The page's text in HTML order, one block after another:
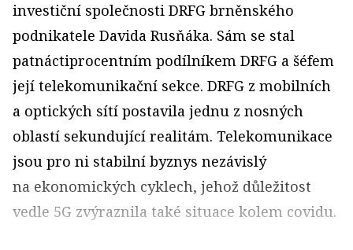
investiční společnosti DRFG brněnského
podnikatele Davida Rusňáka. Sám se stal
patnáctiprocentním podílníkem DRFG a šéfem
její telekomunikační sekce. DRFG z mobilních
a optických sítí postavila jednu z nosných
oblastí sekundující realitám. Telekomunikace
jsou pro ni stabilní byznys nezávislý
na ekonomických cyklech, jehož důležitost
vedle 5G zvýraznila také situace kolem covidu.